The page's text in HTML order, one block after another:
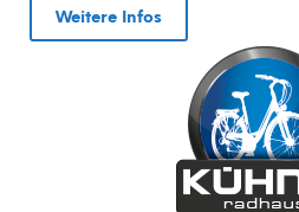
Weitere Infos